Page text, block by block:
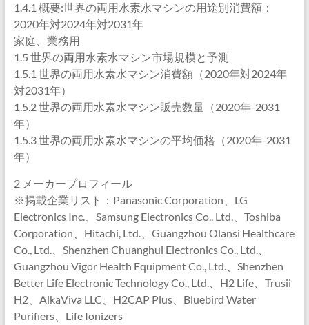
1.4.1 概要:世界の両用水素水マシンの用途別消費額：
2020年対2024年対2031年
家庭、業務用
1.5 世界の両用水素水マシン市場規模と予測
1.5.1 世界の両用水素水マシン消費額（2020年対2024年
対2031年）
1.5.2 世界の両用水素水マシン販売数量（2020年-2031
年）
1.5.3 世界の両用水素水マシンの平均価格（2020年-2031
年）
2 メーカープロフィール
※掲載企業リスト：Panasonic Corporation、LG
Electronics Inc.、Samsung Electronics Co., Ltd.、Toshiba
Corporation、Hitachi, Ltd.、Guangzhou Olansi Healthcare
Co., Ltd.、Shenzhen Chuanghui Electronics Co., Ltd.、
Guangzhou Vigor Health Equipment Co., Ltd.、Shenzhen
Better Life Electronic Technology Co., Ltd.、H2 Life、Trusii
H2、AlkaViva LLC、H2CAP Plus、Bluebird Water
Purifiers、Life Ionizers